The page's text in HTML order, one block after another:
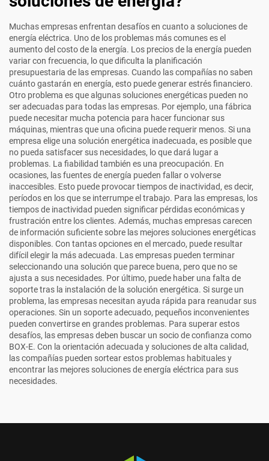
Muchas empresas enfrentan desafíos en cuanto a soluciones de
energía eléctrica. Uno de los problemas más comunes es el
aumento del costo de la energía. Los precios de la energía pueden
variar con frecuencia, lo que dificulta la planificación
presupuestaria de las empresas. Cuando las compañías no saben
cuánto gastarán en energía, esto puede generar estrés financiero.
Otro problema es que algunas soluciones energéticas pueden no
ser adecuadas para todas las empresas. Por ejemplo, una fábrica
puede necesitar mucha potencia para hacer funcionar sus
máquinas, mientras que una oficina puede requerir menos. Si una
empresa elige una solución energética inadecuada, es posible que
no pueda satisfacer sus necesidades, lo que dará lugar a
problemas. La fiabilidad también es una preocupación. En
ocasiones, las fuentes de energía pueden fallar o volverse
inaccesibles. Esto puede provocar tiempos de inactividad, es decir,
períodos en los que se interrumpe el trabajo. Para las empresas, los
tiempos de inactividad pueden significar pérdidas económicas y
frustración entre los clientes. Además, muchas empresas carecen
de información suficiente sobre las mejores soluciones energéticas
disponibles. Con tantas opciones en el mercado, puede resultar
difícil elegir la más adecuada. Las empresas pueden terminar
seleccionando una solución que parece buena, pero que no se
ajusta a sus necesidades. Por último, puede haber una falta de
soporte tras la instalación de la solución energética. Si surge un
problema, las empresas necesitan ayuda rápida para reanudar sus
operaciones. Sin un soporte adecuado, pequeños inconvenientes
pueden convertirse en grandes problemas. Para superar estos
desafíos, las empresas deben buscar un socio de confianza como
BOX-E. Con la orientación adecuada y soluciones de alta calidad,
las compañías pueden sortear estos problemas habituales y
encontrar las mejores soluciones de energía eléctrica para sus
necesidades.